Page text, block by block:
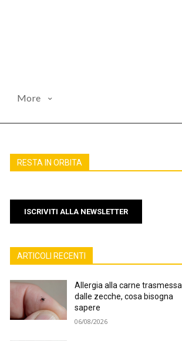
More
RESTA IN ORBITA
ISCRIVITI ALLA NEWSLETTER
ARTICOLI RECENTI
Allergia alla carne trasmessa
dalle zecche, cosa bisogna
sapere
06/08/2026